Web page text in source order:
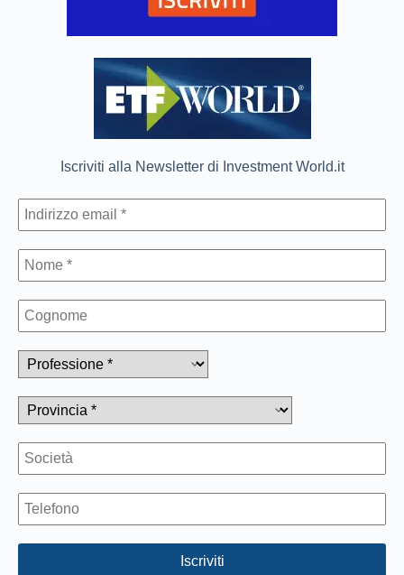
Iscriviti alla Newsletter di Investment World.it